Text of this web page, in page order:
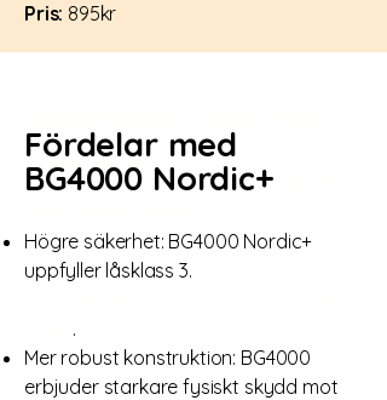
Pris: 895kr
Doorman
Fördelar med
BG4000 Nordic+
Högre säkerhet: BG4000 Nordic+
uppfyller låsklass 3.
.
Mer robust konstruktion: BG4000
erbjuder starkare fysiskt skydd mot